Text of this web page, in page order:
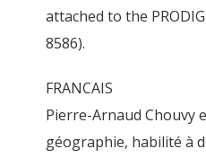
attached to the
8586).
FRANCAIS
Pierre-Arnaud Chouvy
géographie, habilité à